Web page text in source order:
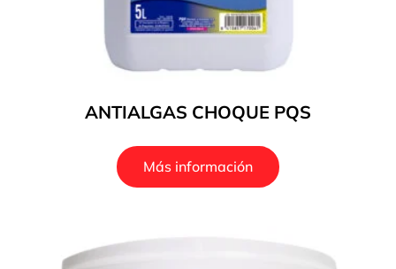
ANTIALGAS CHOQUE PQS
Más información